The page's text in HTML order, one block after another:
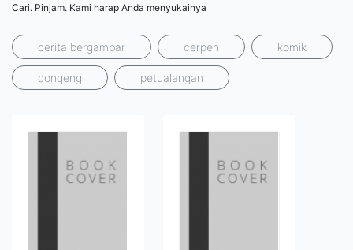
Cari. Pinjam. Kami harap Anda menyukainya
cerita bergambar cerpen komik
dongeng petualangan